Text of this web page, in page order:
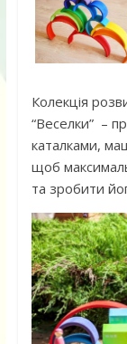
Колекція
“Веселки” –
каталками,
щоб
та зробити